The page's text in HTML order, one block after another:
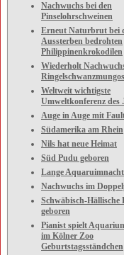
Nachwuchs bei den
Pinselohrschweinen
Erneut Naturbrut bei
Aussterben bedrohten
Philippinenkrokodilen
Wiederholt
Ringelschwanzmungos
Weltweit wichtigste
Umweltkonferenz des
Auge in Auge mit
Südamerika am Rhein
Nils hat neue Heimat
Süd Pudu geboren
Lange
Nachwuchs im
Schwäbisch-Hällische
geboren
Pianist spielt
im Kölner Zoo
Geburtstagsständchen